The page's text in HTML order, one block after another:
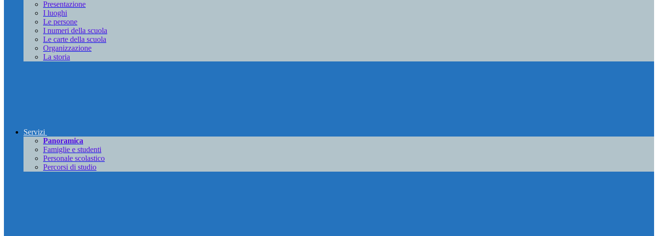
Presentazione
I luoghi
Le persone
I numeri della scuola
Le carte della scuola
Organizzazione
La storia
Servizi
Panoramica
Famiglie e studenti
Personale scolastico
Percorsi di studio